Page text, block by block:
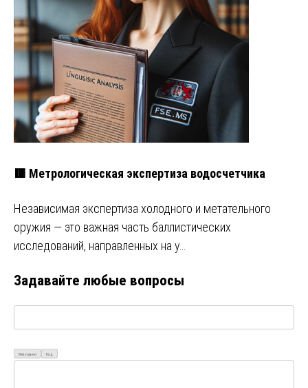
🟥 Метрологическая экспертиза водосчетчика
Независимая экспертиза холодного и метательного
оружия — это важная часть баллистических
исследований, направленных на у…
Задавайте любые вопросы
Визуально Код